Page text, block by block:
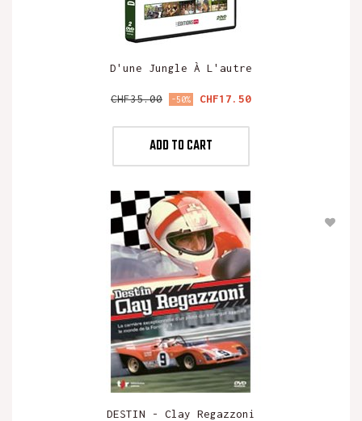
D'une Jungle À L'autre
Regular
CHF35.00 -50% Price
CHF17.50
ADD TO CART
DESTIN - Clay Regazzoni